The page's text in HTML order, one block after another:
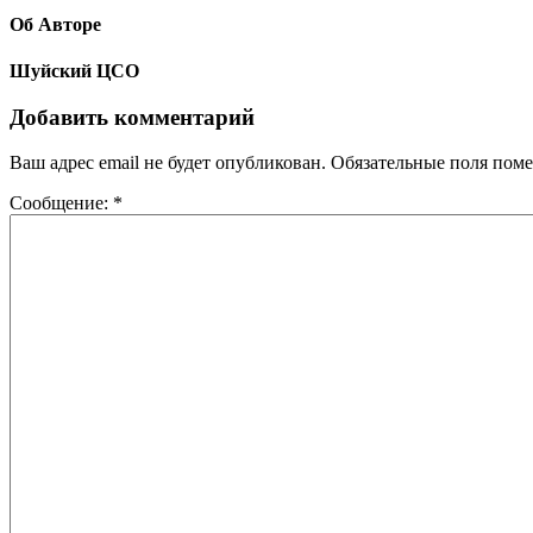
Об Авторе
Шуйский ЦСО
Добавить комментарий
Ваш адрес email не будет опубликован. Обязательные поля
Сообщение: *